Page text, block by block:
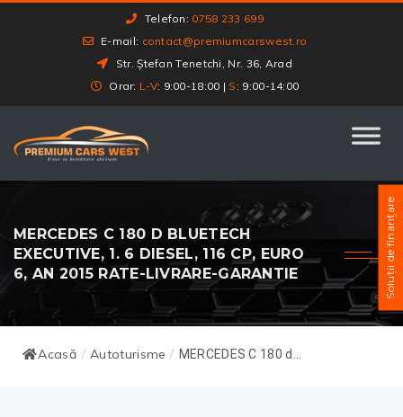
Telefon: 0758 233 699
E-mail: contact@premiumcarswest.ro
Str. Ștefan Tenetchi, Nr. 36, Arad
Orar: L-V: 9:00-18:00 | S : 9:00-14:00
MERCEDES C 180 D BLUETECH
EXECUTIVE, 1. 6 DIESEL, 116 CP, EURO
6, AN 2015 RATE-LIVRARE-GARANTIE
Acasă / Autoturisme / MERCEDES C 180 d...
Soluții de finanțare